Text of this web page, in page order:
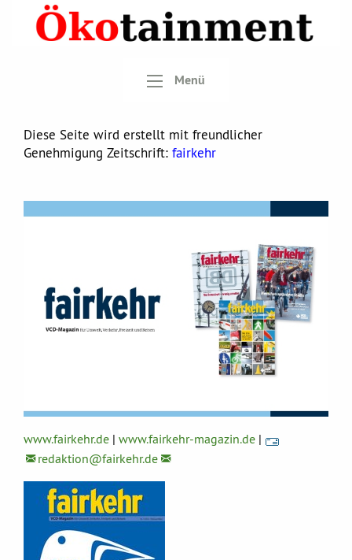
Menü
Diese Seite wird erstellt mit freundlicher
Genehmigung Zeitschrift: fairkehr
www.fairkehr.de | www.fairkehr-magazin.de |
redaktion@fairkehr.de